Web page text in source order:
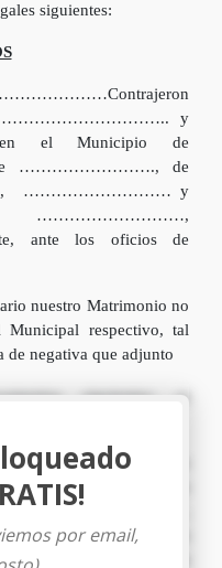
siguientes:
………………………….. y
el Municipio de
de ……………………., de
……………………… y
………………………,
ante los oficios de
nuestro Matrimonio no
respectivo, tal
de negativa que adjunto
siguientes: a)
la declaración de los
………………… ambos
…………………….,
vecinos
con
por email,